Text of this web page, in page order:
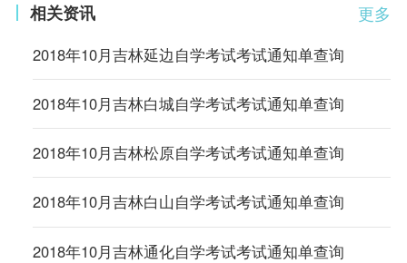
更多
相关资讯
2018年10月吉林延边自学考试考试通知单查询
2018年10月吉林白城自学考试考试通知单查询
2018年10月吉林松原自学考试考试通知单查询
2018年10月吉林白山自学考试考试通知单查询
2018年10月吉林通化自学考试考试通知单查询